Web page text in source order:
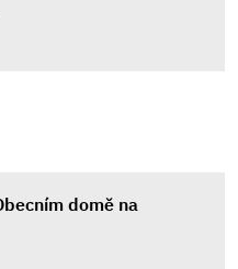
domě na